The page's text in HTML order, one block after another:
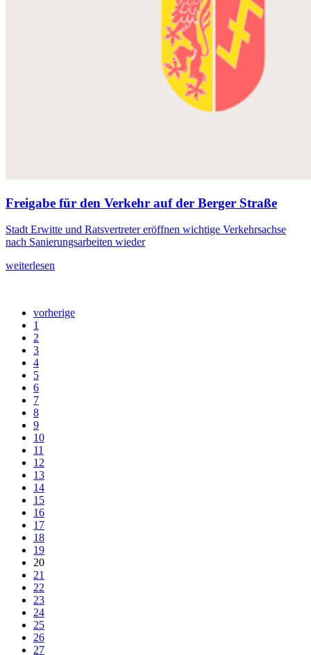
Freigabe für den Verkehr auf der Berger Straße
Stadt Erwitte und Ratsvertreter eröffnen wichtige Verkehrsachse
nach Sanierungsarbeiten wieder
weiterlesen
vorherige
1
2
3
4
5
6
7
8
9
10
11
12
13
14
15
16
17
18
19
20
21
22
23
24
25
26
27